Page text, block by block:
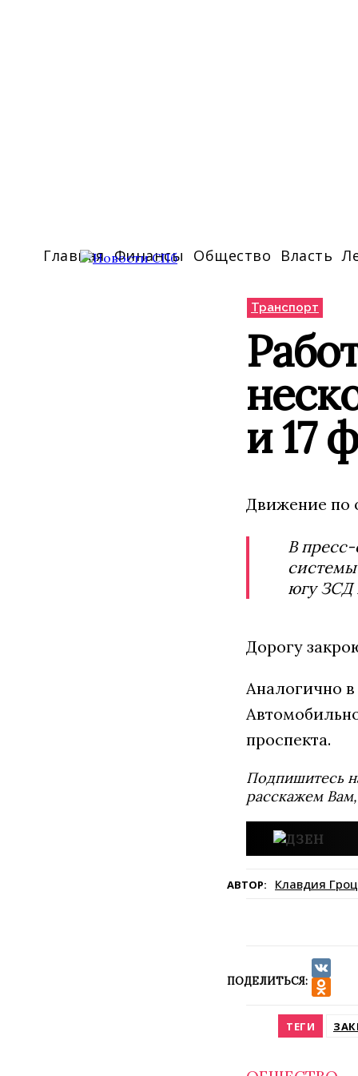
Главная Финансы Общество Власть
Транспорт
и 17
Движение по
В
системы
югу ЗСД
Дорогу
Аналогично в
проспекта.
Подпишитесь
расскажем
АВТОР: Клавдия
ПОДЕЛИТЬСЯ:
VK
ТЕГИ